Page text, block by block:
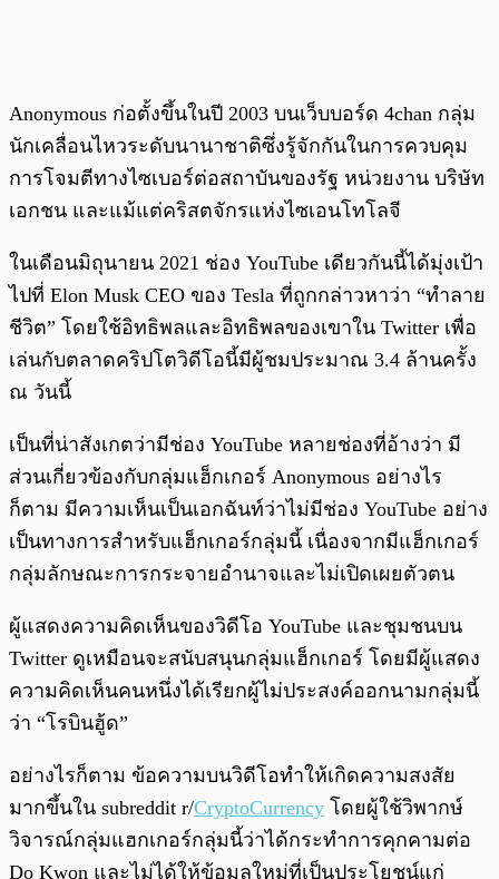
Anonymous ก่อตั้งขึ้นในปี 2003 บนเว็บบอร์ด 4chan กลุ่ม
นักเคลื่อนไหวระดับนานาชาติซึ่งรู้จักกันในการควบคุม
การโจมตีทางไซเบอร์ต่อสถาบันของรัฐ หน่วยงาน บริษัท
เอกชน และแม้แต่คริสตจักรแห่งไซเอนโทโลจี
ในเดือนมิถุนายน 2021 ช่อง YouTube เดียวกันนี้ได้มุ่งเป้า
ไปที่ Elon Musk CEO ของ Tesla ที่ถูกกล่าวหาว่า “ทำลาย
ชีวิต” โดยใช้อิทธิพลและอิทธิพลของเขาใน Twitter เพื่อ
เล่นกับตลาดคริปโตวิดีโอนี้มีผู้ชมประมาณ 3.4 ล้านครั้ง
ณ วันนี้
เป็นที่น่าสังเกตว่ามีช่อง YouTube หลายช่องที่อ้างว่า มี
ส่วนเกี่ยวข้องกับกลุ่มแฮ็กเกอร์ Anonymous อย่างไร
ก็ตาม มีความเห็นเป็นเอกฉันท์ว่าไม่มีช่อง YouTube อย่าง
เป็นทางการสำหรับแฮ็กเกอร์กลุ่มนี้ เนื่องจากมีแฮ็กเกอร์
กลุ่มลักษณะการกระจายอำนาจและไม่เปิดเผยตัวตน
ผู้แสดงความคิดเห็นของวิดีโอ YouTube และชุมชนบน
Twitter ดูเหมือนจะสนับสนุนกลุ่มแฮ็กเกอร์ โดยมีผู้แสดง
ความคิดเห็นคนหนึ่งได้เรียกผู้ไม่ประสงค์ออกนามกลุ่มนี้
ว่า “โรบินฮู้ด”
อย่างไรก็ตาม ข้อความบนวิดีโอทำให้เกิดความสงสัย
มากขึ้นใน subreddit r/CryptoCurrency โดยผู้ใช้วิพากษ์
วิจารณ์กลุ่มแฮกเกอร์กลุ่มนี้ว่าได้กระทำการคุกคามต่อ
Do Kwon และไม่ได้ให้ข้อมูลใหม่ที่เป็นประโยชน์แก่